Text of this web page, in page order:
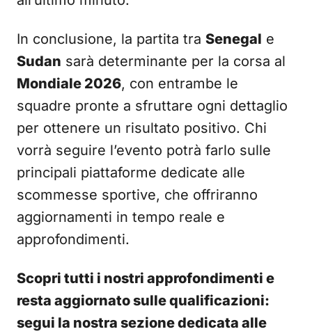
In conclusione, la partita tra Senegal e
Sudan sarà determinante per la corsa al
Mondiale 2026, con entrambe le
squadre pronte a sfruttare ogni dettaglio
per ottenere un risultato positivo. Chi
vorrà seguire l’evento potrà farlo sulle
principali piattaforme dedicate alle
scommesse sportive, che offriranno
aggiornamenti in tempo reale e
approfondimenti.
Scopri tutti i nostri approfondimenti e
resta aggiornato sulle qualificazioni:
segui la nostra sezione dedicata alle